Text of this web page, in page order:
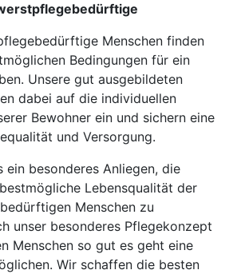
Menschen finden
Bedingungen für ein
Unsere gut ausgebildeten
dabei auf die individuellen
Bewohner ein und sichern eine
und Versorgung.
ein besonderes Anliegen, die
Lebensqualität der
Menschen zu
unser besonderes Pflegekonzept
Menschen so gut es geht eine
Wir schaffen die besten